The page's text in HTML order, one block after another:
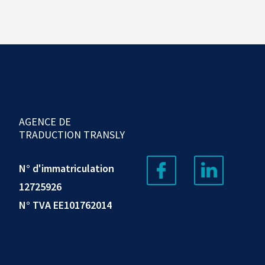
AGENCE DE
TRADUCTION TRANSLY
N° d'immatriculation
12725926
N° TVA EE101762014